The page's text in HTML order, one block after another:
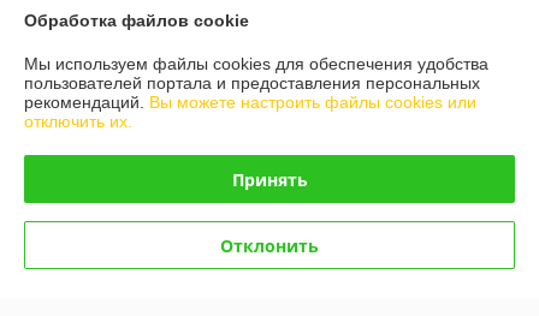
О нас
Контакты
Доставка и оплата
Обработка файлов cookie
Мы используем файлы cookies для обеспечения удобства
пользователей портала и предоставления персональных
рекомендаций. Вы можете настроить файлы cookies или
отключить их.
Принять
Отклонить